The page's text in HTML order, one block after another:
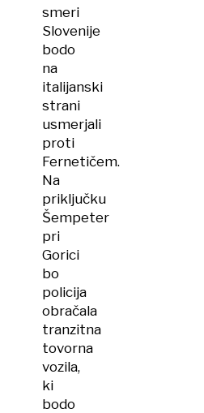
smeri
Slovenije
bodo
na
italijanski
strani
usmerjali
proti
Fernetičem.
Na
priključku
Šempeter
pri
Gorici
bo
policija
obračala
tranzitna
tovorna
vozila,
ki
bodo